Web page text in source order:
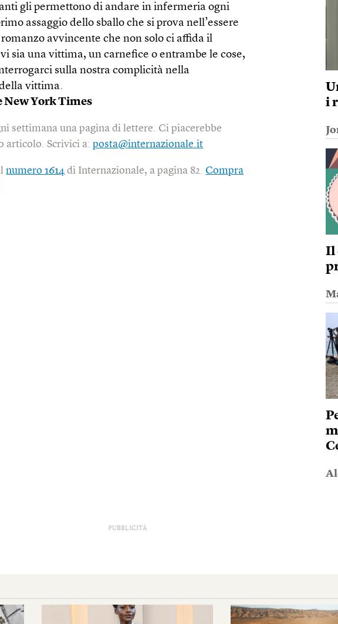
gli permettono di andare in infermeria ogni
assaggio dello sballo che si prova nell’essere
avvincente che non solo ci affida il
sia una vittima, un carnefice o entrambe le cose,
sulla nostra complicità nella
vittima.
New York Times
settimana una pagina di lettere. Ci piacerebbe
articolo. Scrivici a:posta@internazionale.it
numero 1614 di Internazionale, a pagina 82.Compra
i
Il
PUBBLICITÀ